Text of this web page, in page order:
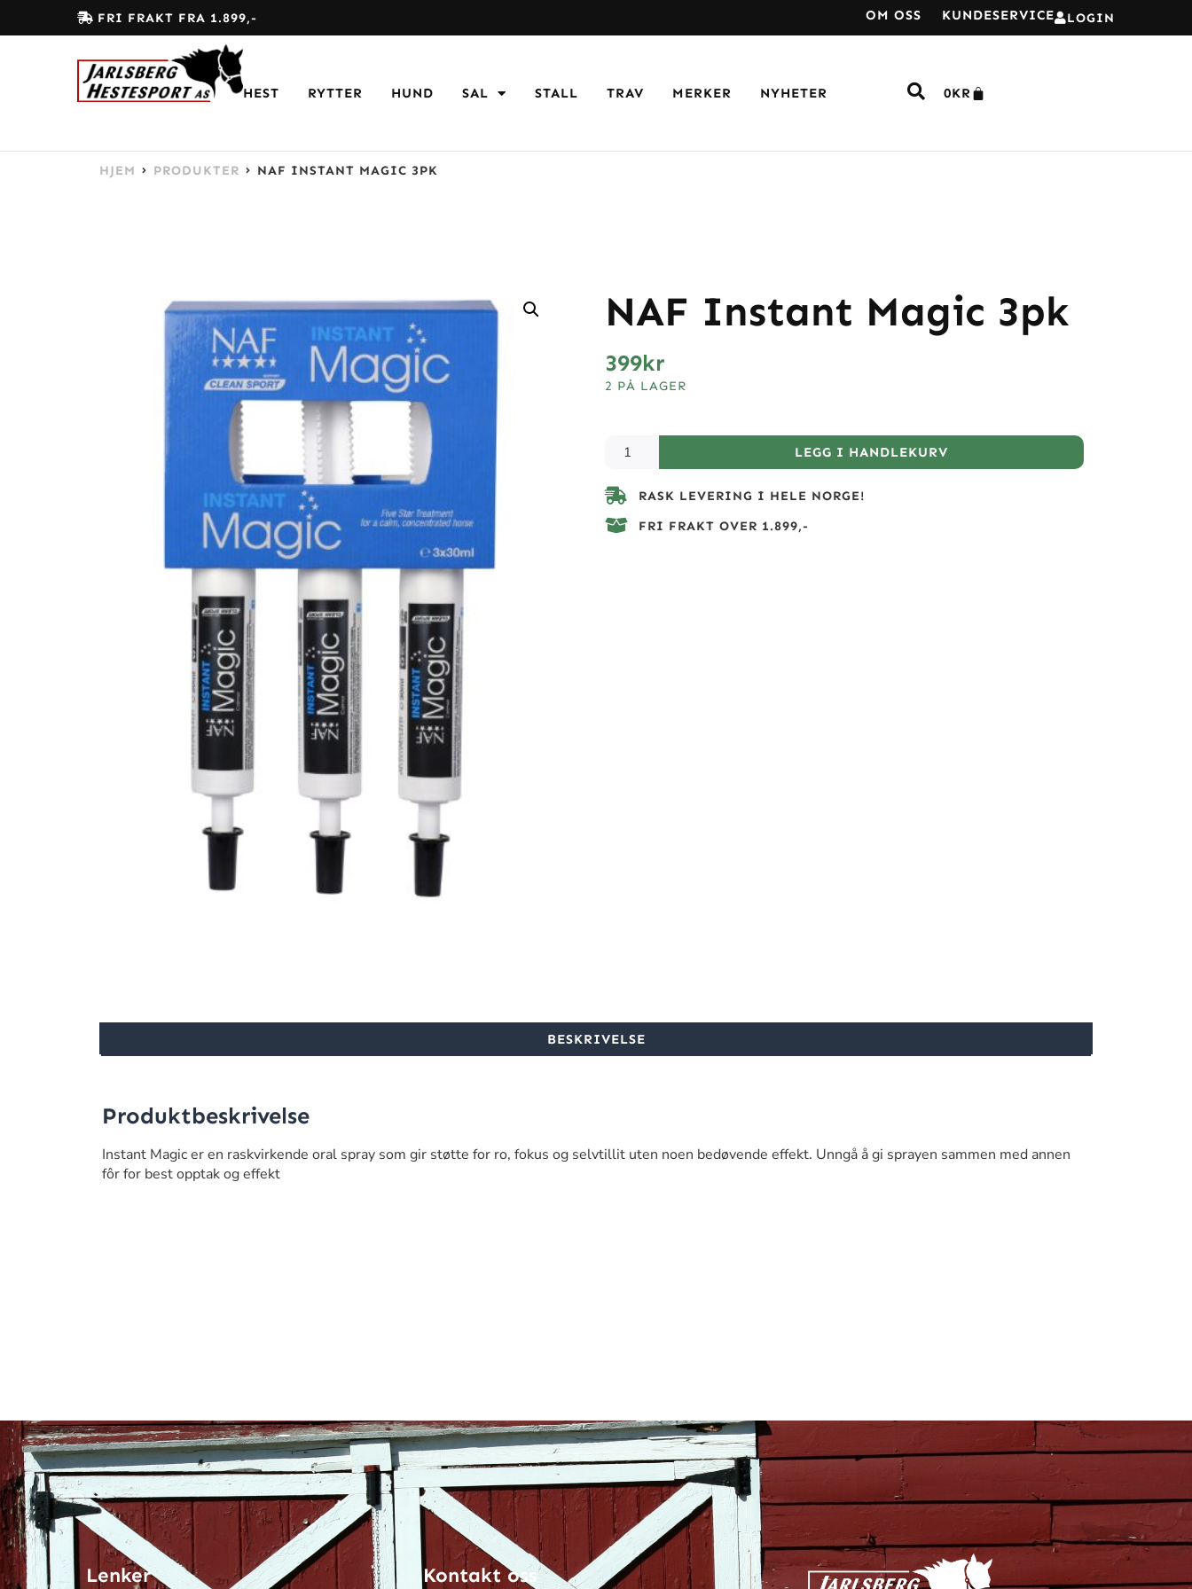
FRI FRAKT FRA 1.899,- LOGIN
OM OSS KUNDESERVICE
HEST RYTTER HUND SAL STALL TRAV MERKER NYHETER 0KR
HJEM PRODUKTER NAF INSTANT MAGIC 3PK
NAF Instant Magic 3pk
399kr
2 PÅ LAGER
LEGG I HANDLEKURV
RASK LEVERING I HELE NORGE!
FRI FRAKT OVER 1.899,-
BESKRIVELSE
Produktbeskrivelse
Instant Magic er en raskvirkende oral spray som gir støtte for ro, fokus og selvtillit uten noen bedøvende effekt. Unngå å gi sprayen sammen med annen
fôr for best opptak og effekt
Lenker Kontakt oss